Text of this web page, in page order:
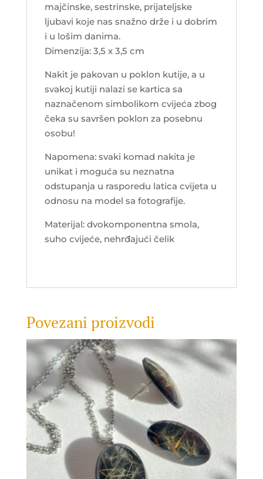
majčinske, sestrinske, prijateljske
ljubavi koje nas snažno drže i u dobrim
i u lošim danima.
Dimenzija: 3,5 x 3,5 cm
Nakit je pakovan u poklon kutije, a u
svakoj kutiji nalazi se kartica sa
naznačenom simbolikom cvijeća zbog
čeka su savršen poklon za posebnu
osobu!
Napomena: svaki komad nakita je
unikat i moguća su neznatna
odstupanja u rasporedu latica cvijeta u
odnosu na model sa fotografije.
Materijal: dvokomponentna smola,
suho cvijeće, nehrđajući čelik
Povezani proizvodi